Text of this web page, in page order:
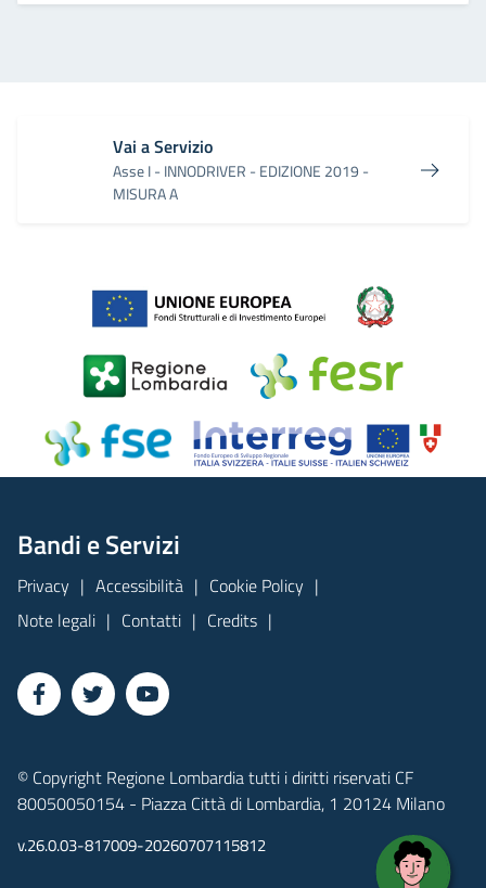
Vai a Servizio
Asse I - INNODRIVER - EDIZIONE 2019 -
MISURA A
Bandi e Servizi
Privacy Accessibilità
Cookie Policy
Note legali
Contatti Credits
© Copyright Regione Lombardia tutti i diritti riservati CF
80050050154 - Piazza Città di Lombardia, 1 20124 Milano
v.26.0.03-817009-20260707115812